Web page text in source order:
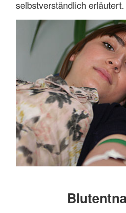
selbstverständlich erläutert.